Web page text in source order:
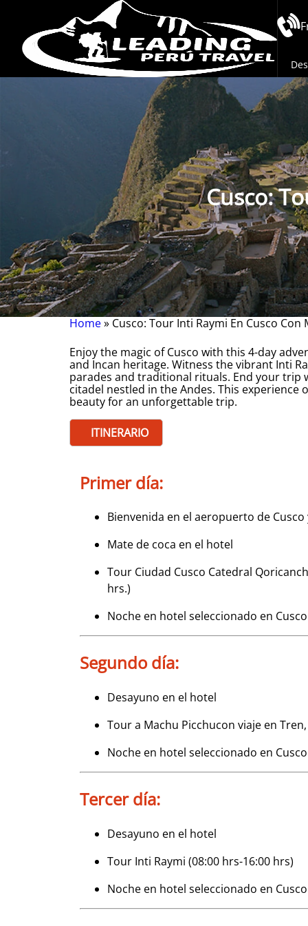
Cusco:
Home Cusco: Tour Inti Raymi En Cusco Con
Enjoy the magic of Cusco with this 4-day
and Incan heritage. Witness the vibrant Inti
parades and traditional rituals. End your trip
citadel nestled in the Andes. This
beauty for an unforgettable trip.
ITINERARIO
Primer día:
Bienvenida en el aeropuerto de
Mate de coca en el hotel
Tour Ciudad Cusco Catedral
hrs.)
Noche en hotel seleccionado en Cusco
Segundo día:
Desayuno en el hotel
Tour a Machu Picchucon viaje en
Noche en hotel seleccionado en Cusco
Tercer día:
Desayuno en el hotel
Tour Inti Raymi (08:00 hrs-16:00 hrs)
Noche en hotel seleccionado en Cusco